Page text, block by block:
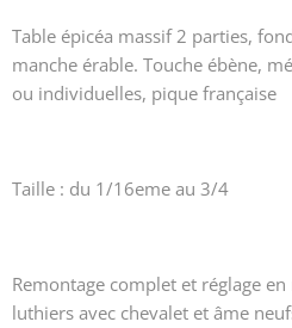
Table épicéa massif 2 parties,
manche érable. Touche ébène,
ou individuelles, pique française
Taille : du 1/16eme au 3/4
Remontage complet et réglage
luthiers avec chevalet et âme